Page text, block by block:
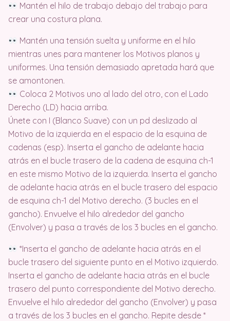
Mantén el hilo de trabajo debajo del trabajo para
crear una costura plana.
Mantén una tensión suelta y uniforme en el hilo
mientras unes para mantener los Motivos planos y
uniformes. Una tensión demasiado apretada hará que
se amontonen.
Coloca 2 Motivos uno al lado del otro, con el Lado
Derecho (LD) hacia arriba.
Únete con I (Blanco Suave) con un pd deslizado al
Motivo de la izquierda en el espacio de la esquina de
cadenas (esp). Inserta el gancho de adelante hacia
atrás en el bucle trasero de la cadena de esquina ch-1
en este mismo Motivo de la izquierda. Inserta el gancho
de adelante hacia atrás en el bucle trasero del espacio
de esquina ch-1 del Motivo derecho. (3 bucles en el
gancho). Envuelve el hilo alrededor del gancho
(Envolver) y pasa a través de los 3 bucles en el gancho.
*Inserta el gancho de adelante hacia atrás en el
bucle trasero del siguiente punto en el Motivo izquierdo.
Inserta el gancho de adelante hacia atrás en el bucle
trasero del punto correspondiente del Motivo derecho.
Envuelve el hilo alrededor del gancho (Envolver) y pasa
a través de los 3 bucles en el gancho. Repite desde *